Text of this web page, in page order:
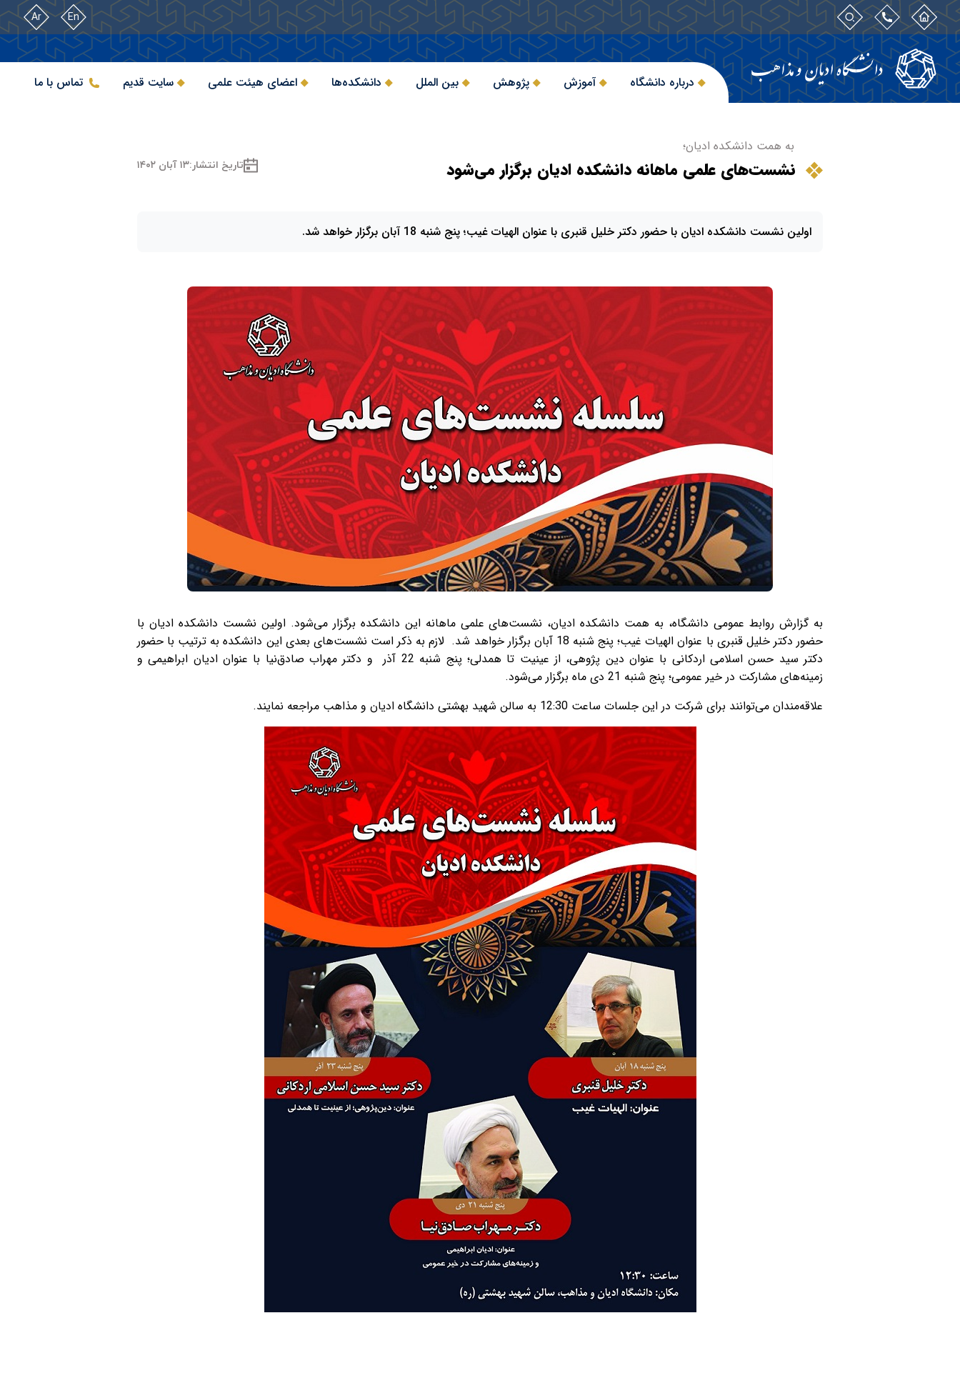
En
Ar
درباره دانشگاه آموزش پژوهش بین الملل دانشکده‌ها اعضای هیئت علمی سایت قدیم تماس با ما
به همت دانشکده ادیان؛
نشست‌های علمی ماهانه دانشکده ادیان برگزار می‌شود تاریخ انتشار:۱۳ آبان ۱۴۰۲
اولین نشست دانشکده ادیان با حضور دکتر خلیل قنبری با عنوان الهیات غیب؛ پنج شنبه 18 آبان برگزار خواهد شد.
به گزارش روابط عمومی دانشگاه، به همت دانشکده ادیان، نشست‌های علمی ماهانه این دانشکده برگزار می‌شود. اولین نشست دانشکده ادیان با
حضور دکتر خلیل قنبری با عنوان الهیات غیب؛ پنج شنبه 18 آبان برگزار خواهد شد. لازم به ذکر است نشست‌های بعدی این دانشکده به ترتیب با حضور
دکتر سید حسن اسلامی اردکانی با عنوان دین پژوهی، از عینیت تا همدلی؛ پنج شنبه 22 آذر و دکتر مهراب صادق‌نیا با عنوان ادیان ابراهیمی و
زمینه‌های مشارکت در خیر عمومی؛ پنج شنبه 21 دی ماه برگزار می‌شود.
علاقه‌مندان می‌توانند برای شرکت در این جلسات ساعت 12:30 به سالن شهید بهشتی دانشگاه ادیان و مذاهب مراجعه نمایند.